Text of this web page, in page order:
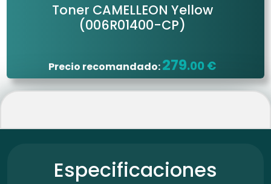
Toner CAMELLEON Yellow
(006R01400-CP)
Precio recomandado:279.00 €
Especificaciones